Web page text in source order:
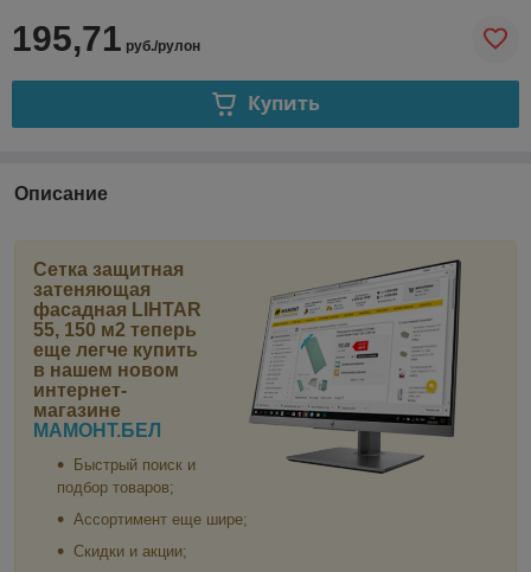
195,71 руб./рулон
Купить
Описание
Сетка защитная
затеняющая
фасадная LIHTAR
55, 150 м2 теперь
еще легче купить
в нашем новом
интернет-
магазине
МАМОНТ.БЕЛ
Быстрый поиск и
подбор товаров;
Ассортимент еще шире;
Скидки и акции;